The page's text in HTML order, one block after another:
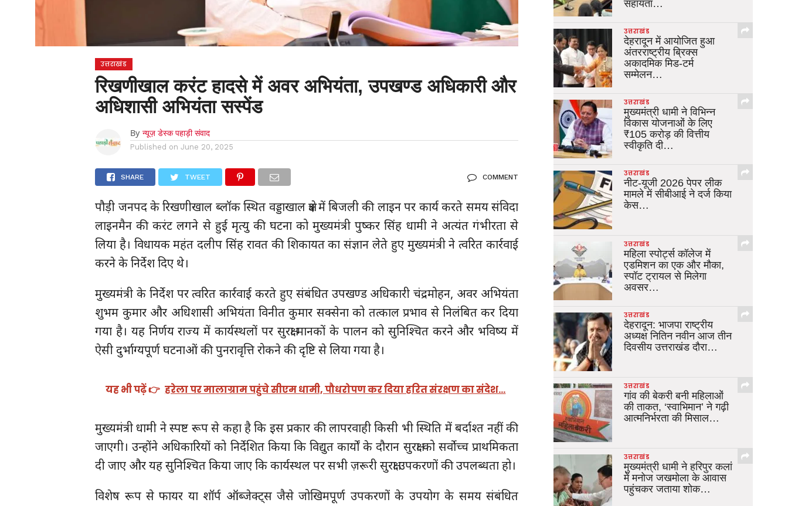
उत्तराखंड
रिखणीखाल करंट हादसे में अवर अभियंता, उपखण्ड अधिकारी और
अधिशासी अभियंता सस्पेंड
By न्यूज़ डेस्क पहाड़ी संवाद
Published on June 20, 2025
SHARE TWEET COMMENT
पौड़ी जनपद के रिखणीखाल ब्लॉक स्थित वड्डाखाल क्षेत्र में बिजली की लाइन पर कार्य करते समय संविदा
लाइनमैन की करंट लगने से हुई मृत्यु की घटना को मुख्यमंत्री पुष्कर सिंह धामी ने अत्यंत गंभीरता से
लिया है। विधायक महंत दलीप सिंह रावत की शिकायत का संज्ञान लेते हुए मुख्यमंत्री ने त्वरित कार्रवाई
करने के निर्देश दिए थे।
मुख्यमंत्री के निर्देश पर त्वरित कार्रवाई करते हुए संबंधित उपखण्ड अधिकारी चंद्रमोहन, अवर अभियंता
शुभम कुमार और अधिशासी अभियंता विनीत कुमार सक्सेना को तत्काल प्रभाव से निलंबित कर दिया
गया है। यह निर्णय राज्य में कार्यस्थलों पर सुरक्षा मानकों के पालन को सुनिश्चित करने और भविष्य में
ऐसी दुर्भाग्यपूर्ण घटनाओं की पुनरावृत्ति रोकने की दृष्टि से लिया गया है।
यह भी पढ़ें 👉 हरेला पर मालाग्राम पहुंचे सीएम धामी, पौधरोपण कर दिया हरित संरक्षण का संदेश…
मुख्यमंत्री धामी ने स्पष्ट रूप से कहा है कि इस प्रकार की लापरवाही किसी भी स्थिति में बर्दाश्त नहीं की
जाएगी। उन्होंने अधिकारियों को निर्देशित किया कि विद्युत कार्यों के दौरान सुरक्षा को सर्वाेच्च प्राथमिकता
दी जाए और यह सुनिश्चित किया जाए कि कार्यस्थल पर सभी ज़रूरी सुरक्षा उपकरणों की उपलब्धता हो।
विशेष रूप से फायर या शॉर्प ऑब्जेक्ट्स जैसे जोखिमपूर्ण उपकरणों के उपयोग के समय संबंधित
सहायता…
उत्तराखंड
देहरादून में आयोजित हुआ
अंतरराष्ट्रीय ब्रिक्स
अकादमिक मिड-टर्म
सम्मेलन…
उत्तराखंड
मुख्यमंत्री धामी ने विभिन्न
विकास योजनाओं के लिए
₹105 करोड़ की वित्तीय
स्वीकृति दी…
उत्तराखंड
नीट-यूजी 2026 पेपर लीक
मामले में सीबीआई ने दर्ज किया
केस…
उत्तराखंड
महिला स्पोर्ट्स कॉलेज में
एडमिशन का एक और मौका,
स्पॉट ट्रायल से मिलेगा
अवसर…
उत्तराखंड
देहरादून: भाजपा राष्ट्रीय
अध्यक्ष नितिन नवीन आज तीन
दिवसीय उत्तराखंड दौरा…
उत्तराखंड
गांव की बेकरी बनी महिलाओं
की ताकत, ‘स्वाभिमान’ ने गढ़ी
आत्मनिर्भरता की मिसाल…
उत्तराखंड
मुख्यमंत्री धामी ने हरिपुर कलां
में मनोज जखमोला के आवास
पहुंचकर जताया शोक…